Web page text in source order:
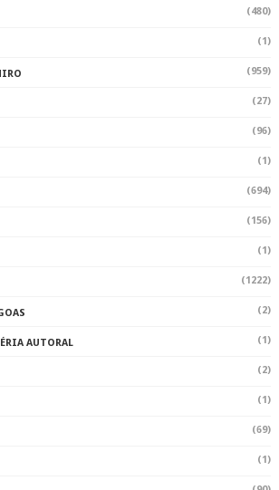
(480)
(1)
(959)
(27)
(96)
(1)
(694)
(156)
(1)
(1222)
(2)
AUTORAL (1)
(2)
(1)
(69)
(1)